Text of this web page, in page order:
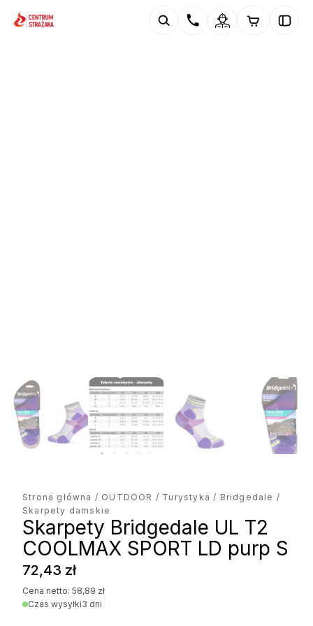
Strona główna / OUTDOOR / Turystyka / Bridgedale /
Skarpety damskie
Skarpety Bridgedale UL T2
COOLMAX SPORT LD purp S
72,43 zł
Cena netto: 58,89 zł
Czas wysyłki3 dni